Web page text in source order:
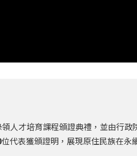
人才培育課程頒證典禮，並由行政
代表獲頒證明，展現原住民族在永